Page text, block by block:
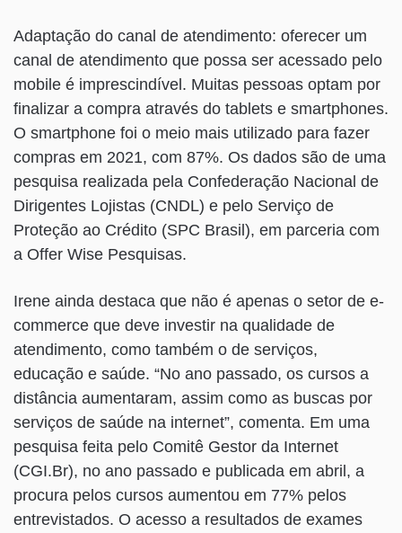
Adaptação do canal de atendimento: oferecer um
canal de atendimento que possa ser acessado pelo
mobile é imprescindível. Muitas pessoas optam por
finalizar a compra através do tablets e smartphones.
O smartphone foi o meio mais utilizado para fazer
compras em 2021, com 87%. Os dados são de uma
pesquisa realizada pela Confederação Nacional de
Dirigentes Lojistas (CNDL) e pelo Serviço de
Proteção ao Crédito (SPC Brasil), em parceria com
a Offer Wise Pesquisas.
Irene ainda destaca que não é apenas o setor de e-
commerce que deve investir na qualidade de
atendimento, como também o de serviços,
educação e saúde. “No ano passado, os cursos a
distância aumentaram, assim como as buscas por
serviços de saúde na internet”, comenta. Em uma
pesquisa feita pelo Comitê Gestor da Internet
(CGI.Br), no ano passado e publicada em abril, a
procura pelos cursos aumentou em 77% pelos
entrevistados. O acesso a resultados de exames